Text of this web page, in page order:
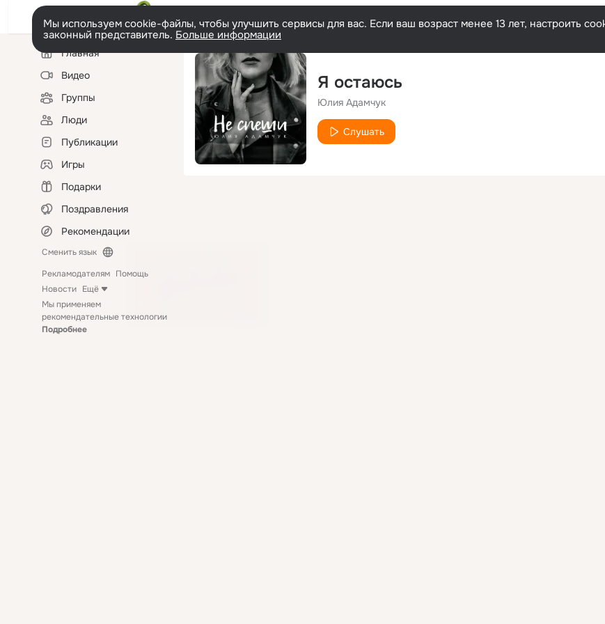
Мы используем cookie-файлы, чтобы улучшить сервисы для вас. Если ваш возраст менее 13 лет, настроить
законный представитель. Больше информации
Левая
колонкаГлавная
Видео
Группы
Люди
Публикации
Игры
Подарки
Поздравления
Рекомендации
Сменить язык
Рекламодателям Помощь
Новости Ещё
Мы применяем
рекомендательные технологии
Подробнее
Я остаюсь
Юлия Адамчук
Слушать